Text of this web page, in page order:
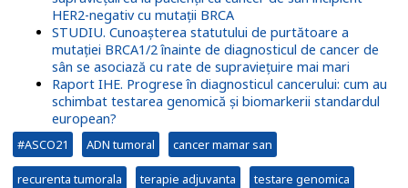
HER2-negativ cu mutații BRCA
STUDIU. Cunoașterea statutului de purtătoare a
mutației BRCA1/2 înainte de diagnosticul de cancer de
sân se asociază cu rate de supraviețuire mai mari
Raport IHE. Progrese în diagnosticul cancerului: cum au
schimbat testarea genomică și biomarkerii standardul
european?
#ASCO21 ADN tumoral cancer mamar san
recurenta tumorala terapie adjuvanta testare genomica